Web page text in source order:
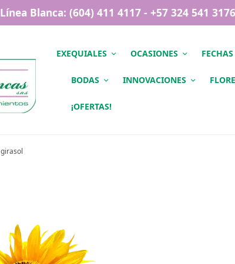
Línea Blanca: (604) 411 4117 - +57 324 541
EXEQUIALES OCASIONES
BODAS INNOVACIONES
¡OFERTAS!
girasol